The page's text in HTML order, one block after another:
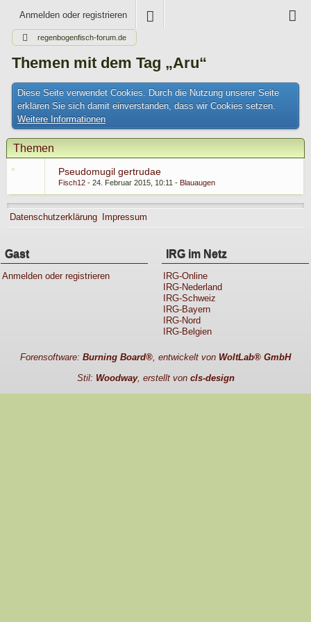
Anmelden oder registrieren
regenbogenfisch-forum.de
Themen mit dem Tag „Aru“
Diese Seite verwendet Cookies. Durch die Nutzung unserer Seite
erklären Sie sich damit einverstanden, dass wir Cookies setzen.
Weitere Informationen
Themen
Pseudomugil gertrudae
Fisch12 24. Februar 2015, 10:11 Blauaugen
Datenschutzerklärung Impressum
Gast
Anmelden oder registrieren
IRG im Netz
IRG-Online
IRG-Nederland
IRG-Schweiz
IRG-Bayern
IRG-Nord
IRG-Belgien
Forensoftware: Burning Board®, entwickelt von WoltLab® GmbH
Stil: Woodway, erstellt von cls-design